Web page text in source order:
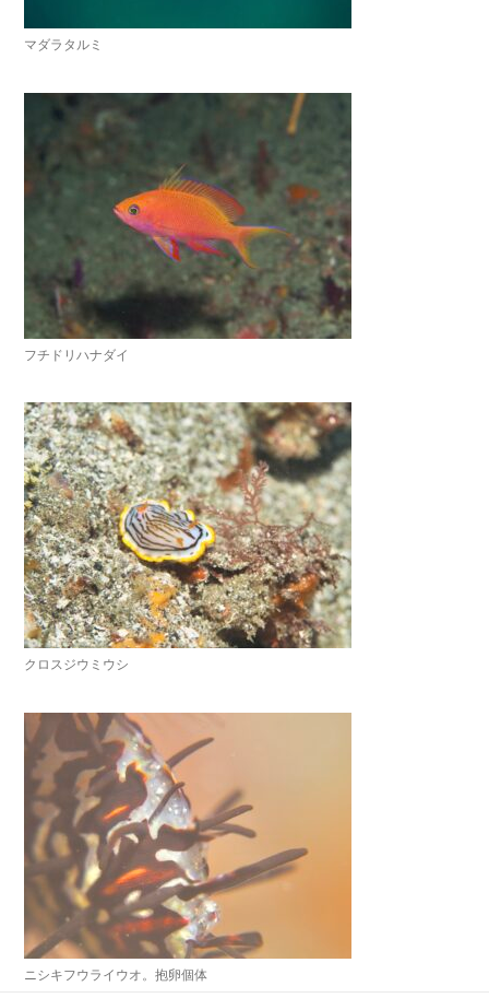
マダラタルミ
フチドリハナダイ
クロスジウミウシ
ニシキフウライウオ。抱卵個体